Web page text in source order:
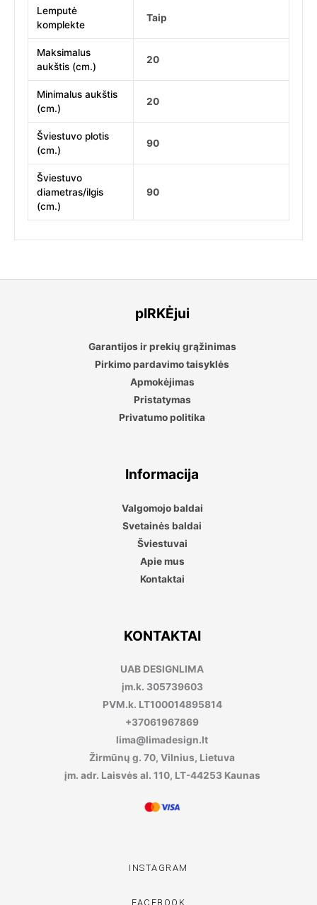
Lemputė
komplekte
Taip
Maksimalus
aukštis (cm.)
20
Minimalus aukštis
(cm.)
20
Šviestuvo plotis
(cm.)
90
Šviestuvo
diametras/ilgis
(cm.)
90
pIRKĖjui
Garantijos ir prekių grąžinimas
Pirkimo pardavimo taisyklės
Apmokėjimas
Pristatymas
Privatumo politika
Informacija
Valgomojo baldai
Svetainės baldai
Šviestuvai
Apie mus
Kontaktai
KONTAKTAI
UAB DESIGNLIMA
įm.k. 305739603
PVM.k. LT100014895814
+37061967869
lima@limadesign.lt
Žirmūnų g. 70, Vilnius, Lietuva
įm. adr. Laisvės al. 110, LT-44253 Kaunas
INSTAGRAM
FACEBOOK